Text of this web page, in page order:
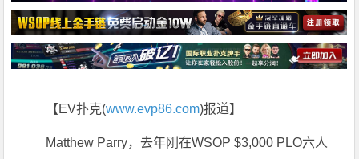
【EV扑克(www.evp86.com)报道】
Matthew Parry，去年刚在WSOP $3,000 PLO六人